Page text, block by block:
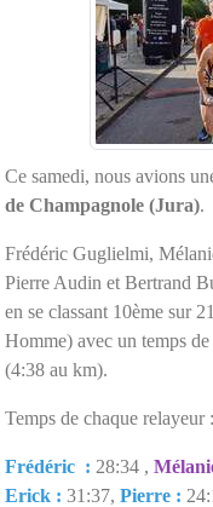
Ce samedi, nous avions
de Champagnole (Jura).
Frédéric Guglielmi,
Pierre Audin et Bertrand
en se classant 10ème sur
Homme) avec un temps
(4:38 au km).
Temps de chaque relayeur :
Frédéric : 28:34 ,
Erick : 31:37, Pierre :